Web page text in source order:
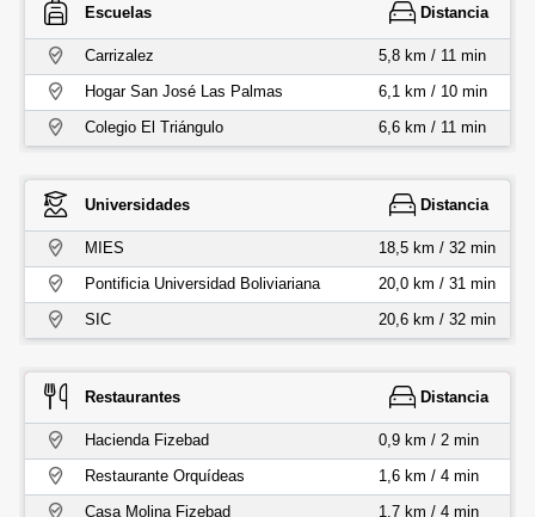
Escuelas Distancia
Carrizalez
5,8 km / 11 min
Hogar San José Las Palmas
6,1 km / 10 min
Colegio El Triángulo
6,6 km / 11 min
Universidades Distancia
MIES
18,5 km / 32 min
Pontificia Universidad Boliviariana
20,0 km / 31 min
SIC
20,6 km / 32 min
Restaurantes Distancia
Hacienda Fizebad
0,9 km / 2 min
Restaurante Orquídeas
1,6 km / 4 min
Casa Molina Fizebad
1,7 km / 4 min